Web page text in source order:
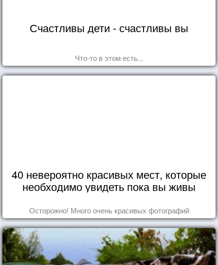
Счастливы дети - счастливы вы
Что-то в этом есть...
40 невероятно красивых мест, которые
необходимо увидеть пока вы живы
Осторожно! Много очень красивых фотографий